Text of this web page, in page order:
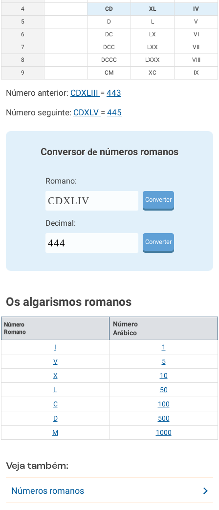
4
CD XL
IV
5
D L
V
6
DC LX
VI
7
DCC LXX
VII
8
DCCC LXXX
VIII
9
CM XC IX
Número anterior: CDXLIII = 443
Número seguinte: CDXLV = 445
Conversor de números romanos
Romano:
CDXLIV Converter
Decimal:
Converter
Os algarismos romanos
Número
Romano
Número
Arábico
I
1
V
5
X
10
L
50
C
100
D
500
M
1000
Veja também:
Números romanos